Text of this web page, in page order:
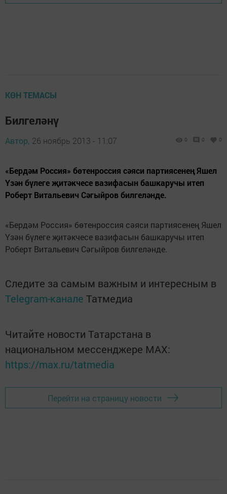
КӨН ТЕМАСЫ
Билгеләнү
Автор, 26 ноябрь 2013 - 11:07 0 0 0
«Бердәм Россия» бөтенроссия сәяси партиясенең Яшел
Үзән бүлеге җитәкчесе вазифасын башкаручы итеп
Роберт Витальевич Сәгыйров билгеләнде.
«Бердәм Россия» бөтенроссия сәяси партиясенең Яшел
Үзән бүлеге җитәкчесе вазифасын башкаручы итеп
Роберт Витальевич Сәгыйров билгеләнде.
Следите за самым важным и интересным в
Telegram-канале Татмедиа
Читайте новости Татарстана в
национальном мессенджере MАХ:
https://max.ru/tatmedia
Перейти на страницу новости